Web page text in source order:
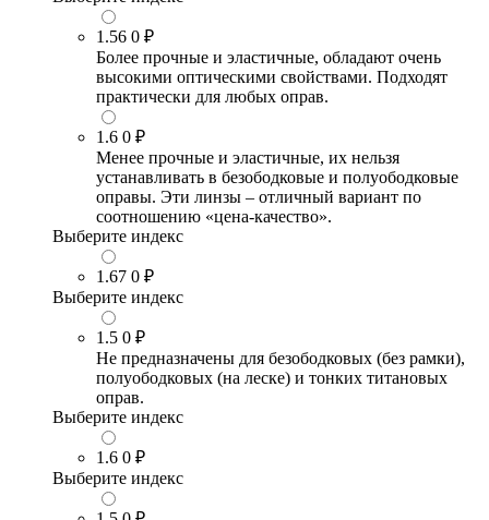
1.56 0 ₽
Более прочные и эластичные, обладают очень
высокими оптическими свойствами. Подходят
практически для любых оправ.
1.6 0 ₽
Менее прочные и эластичные, их нельзя
устанавливать в безободковые и полуободковые
оправы. Эти линзы – отличный вариант по
соотношению «цена-качество».
Выберите индекс
1.67 0 ₽
Выберите индекс
1.5 0 ₽
Не предназначены для безободковых (без рамки),
полуободковых (на леске) и тонких титановых
оправ.
Выберите индекс
1.6 0 ₽
Выберите индекс